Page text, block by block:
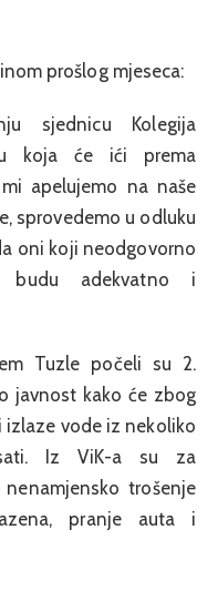
prošlog mjeseca:
sjednicu Kolegija
koja će ići prema
apelujemo na naše
sprovedemo u odluku
oni koji neodgovorno
budu adekvatno i
Tuzle počeli su 2.
javnost kako će zbog
vode iz nekoliko
Iz ViK-a su za
trošenje
pranje auta i